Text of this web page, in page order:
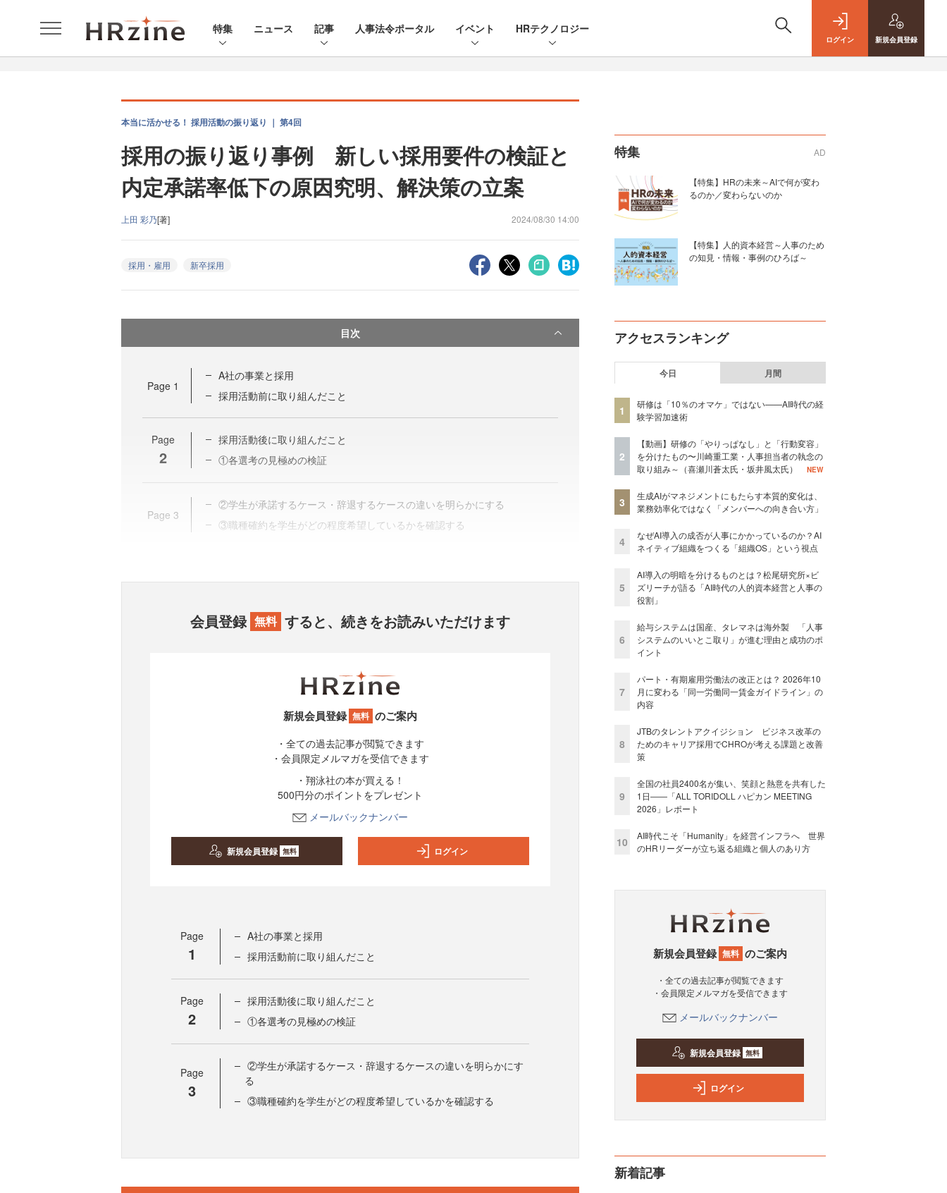
特集 ニュース 記事 人事法令ポータル イベント HRテクノロジー
ログイン 新規会員登録
本当に活かせる！ 採用活動の振り返り ｜ 第4回
採用の振り返り事例 新しい採用要件の検証と
内定承諾率低下の原因究明、解決策の立案
上田 彩乃[著] 2024/08/30 14:00
採用・雇用 新卒採用
目次
Page 1
A社の事業と採用
採用活動前に取り組んだこと
Page
2
採用活動後に取り組んだこと
①各選考の見極めの検証
Page 3
②学生が承諾するケース・辞退するケースの違いを明らかにする
③職種確約を学生がどの程度希望しているかを確認する
会員登録 無料 すると、続きをお読みいただけます
新規会員登録 無料 のご案内
・全ての過去記事が閲覧できます
・会員限定メルマガを受信できます
・翔泳社の本が買える！
500円分のポイントをプレゼント
メールバックナンバー
新規会員登録 無料 ログイン
Page
1
A社の事業と採用
採用活動前に取り組んだこと
Page
2
採用活動後に取り組んだこと
①各選考の見極めの検証
Page
3
②学生が承諾するケース・辞退するケースの違いを明らかにす
る
③職種確約を学生がどの程度希望しているかを確認する
特集 AD
【特集】HRの未来～AIで何が変わ
るのか／変わらないのか
【特集】人的資本経営～人事のため
の知見・情報・事例のひろば～
アクセスランキング
今日 月間
1
研修は「10％のオマケ」ではない——AI時代の経
験学習加速術
2
【動画】研修の「やりっぱなし」と「行動変容」
を分けたもの〜川崎重工業・人事担当者の執念の
取り組み～（喜瀬川蒼太氏・坂井風太氏）
NEW
3
生成AIがマネジメントにもたらす本質的変化は、
業務効率化ではなく「メンバーへの向き合い方」
4
なぜAI導入の成否が人事にかかっているのか？AI
ネイティブ組織をつくる「組織OS」という視点
5
AI導入の明暗を分けるものとは？松尾研究所×ビ
ズリーチが語る「AI時代の人的資本経営と人事の
役割」
6
給与システムは国産、タレマネは海外製 「人事
システムのいいとこ取り」が進む理由と成功のポ
イント
7
パート・有期雇用労働法の改正とは？ 2026年10
月に変わる「同一労働同一賃金ガイドライン」の
内容
8
JTBのタレントアクイジション ビジネス改革の
ためのキャリア採用でCHROが考える課題と改善
策
9
全国の社員2400名が集い、笑顔と熱意を共有した
1日――「ALL TORIDOLL ハピカン MEETING
2026」レポート
10
AI時代こそ「Humanity」を経営インフラへ 世界
のHRリーダーが立ち返る組織と個人のあり方
新規会員登録 無料 のご案内
・全ての過去記事が閲覧できます
・会員限定メルマガを受信できます
メールバックナンバー
新規会員登録 無料
ログイン
新着記事